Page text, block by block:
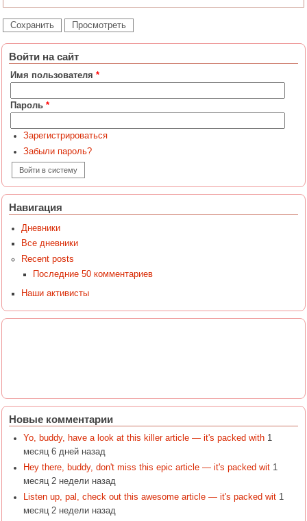
Войти на сайт
Имя пользователя *
Пароль *
Зарегистрироваться
Забыли пароль?
Навигация
Дневники
Все дневники
Recent posts
Последние 50 комментариев
Наши активисты
Новые комментарии
Yo, buddy, have a look at this killer article — it's packed with 1
месяц 6 дней назад
Hey there, buddy, don't miss this epic article — it's packed wit 1
месяц 2 недели назад
Listen up, pal, check out this awesome article — it's packed wit 1
месяц 2 недели назад